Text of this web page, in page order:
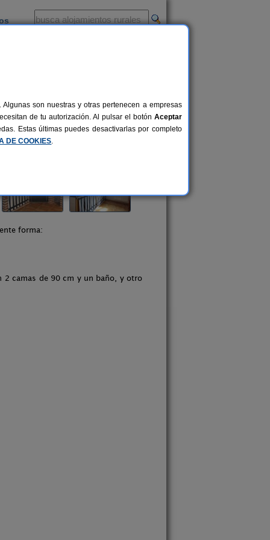
forma:
camas de 90 cm y un baño, y otro
son nuestras y otras pertenecen a empresas
de tu autorización. Al pulsar el botón Aceptar
Estas últimas puedes desactivarlas por completo
DE COOKIES.